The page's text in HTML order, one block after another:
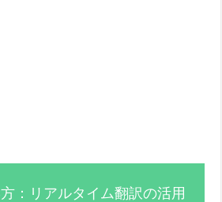
：リアルタイム翻訳の活用